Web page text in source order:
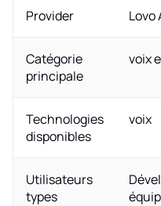
Provider Lovo
Catégorie
principale
voix
Technologies
disponibles
voix
Utilisateurs
types